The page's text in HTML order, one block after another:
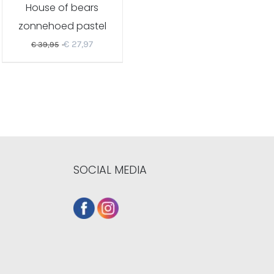
House of bears
zonnehoed pastel
shells
€39,95 € 27,97
SOCIAL MEDIA